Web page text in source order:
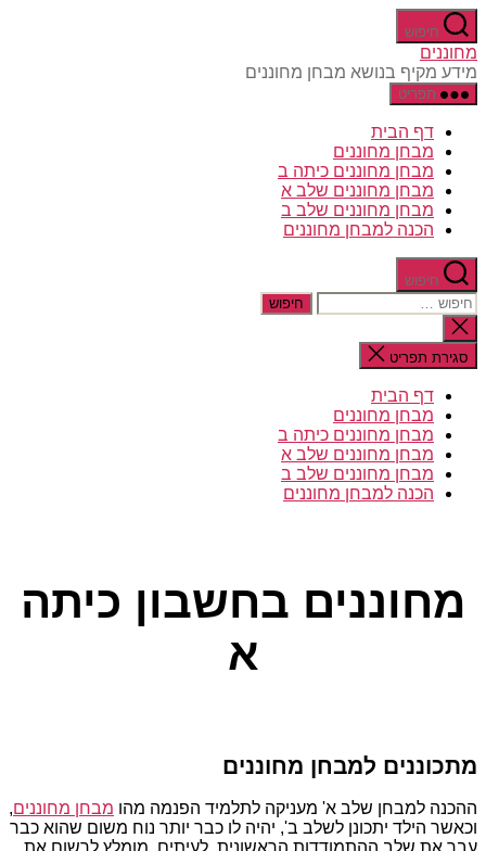
דלג
לתוכן חיפוש
מחוננים
מידע מקיף בנושא מבחן מחוננים
תפריט
דף הבית
מבחן מחוננים
מבחן מחוננים כיתה ב
מבחן מחוננים שלב א
מבחן מחוננים שלב ב
הכנה למבחן מחוננים
חיפוש
חיפוש:
סגירת
החיפוש
סגירת תפריט
דף הבית
מבחן מחוננים
מבחן מחוננים כיתה ב
מבחן מחוננים שלב א
מבחן מחוננים שלב ב
הכנה למבחן מחוננים
מחוננים בחשבון כיתה
א
מתכוננים למבחן מחוננים
ההכנה למבחן שלב א' מעניקה לתלמיד הפנמה מהו מבחן מחוננים,
וכאשר הילד יתכונן לשלב ב', יהיה לו כבר יותר נוח משום שהוא כבר
עבר את שלב ההתמודדות הראשונית. לעיתים, מומלץ לרשום את